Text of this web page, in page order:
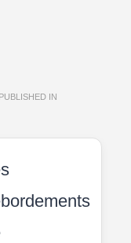
PUBLISHED IN